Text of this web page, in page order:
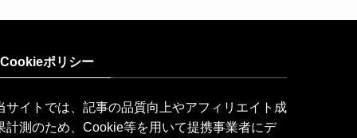
Cookieポリシー
サイトでは、記事の品質向上やアフィリエイト成
計測のため、Cookie等を用いて提携事業者にデ